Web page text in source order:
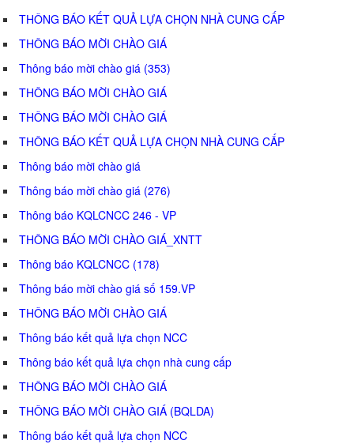
THÔNG BÁO KẾT QUẢ LỰA CHỌN NHÀ CUNG CẤP
THÔNG BÁO MỜI CHÀO GIÁ
Thông báo mời chào giá (353)
THÔNG BÁO MỜI CHÀO GIÁ
THÔNG BÁO MỜI CHÀO GIÁ
THÔNG BÁO KẾT QUẢ LỰA CHỌN NHÀ CUNG CẤP
Thông báo mời chào giá
Thông báo mời chào giá (276)
Thông báo KQLCNCC 246 - VP
THÔNG BÁO MỜI CHÀO GIÁ_XNTT
Thông báo KQLCNCC (178)
Thông báo mời chào giá số 159.VP
THÔNG BÁO MỜI CHÀO GIÁ
Thông báo kết quả lựa chọn NCC
Thông báo kết quả lựa chọn nhà cung cấp
THÔNG BÁO MỜI CHÀO GIÁ
THÔNG BÁO MỜI CHÀO GIÁ (BQLDA)
Thông báo kết quả lựa chọn NCC